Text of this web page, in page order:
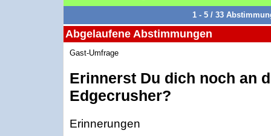
1 - 5 / 33
Abgelaufene Abstimmungen
Gast-Umfrage
Erinnerst Du dich noch an
Edgecrusher?
Erinnerungen